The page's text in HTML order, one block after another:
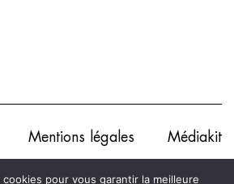
Mentions légales Médiakit
pour vous garantir la meilleure